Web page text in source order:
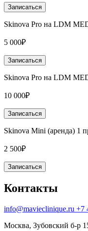
Записаться
Skinova Pro на LDM
5 000₽
Записаться
Skinova Pro на LDM
10 000₽
Записаться
Skinova Mini (аренда) 1
2 500₽
Записаться
Контакты
info@mavieclinique.ru +7
Москва, Зубовский б-р